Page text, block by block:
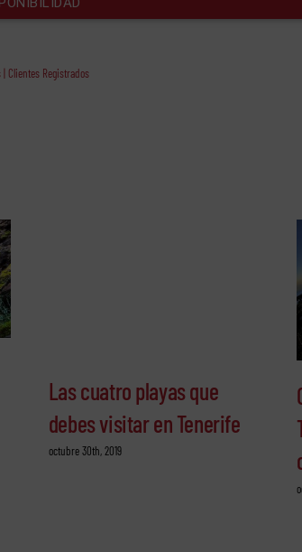
| Clientes Registrados
Las cuatro playas que
debes visitar en Tenerife
octubre 30th, 2019